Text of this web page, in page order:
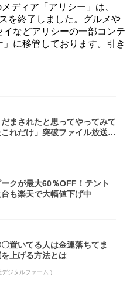
ディア「アリシー」は、
を終了しました。グルメや
などアリシーの一部コンテ
に移管しております。引き
まされたと思ってやってみて
これだけ」突破ファイル放送で
クが最大60％OFF！テント
も楽天で大幅値下げ中
置いてる人は金運落ちてま
上げる方法とは
デジタルファーム )